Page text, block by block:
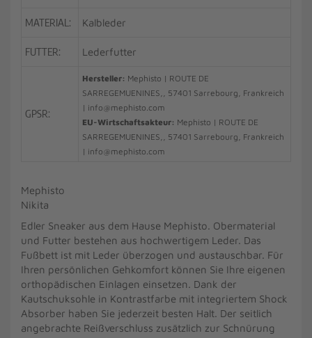
MATERIAL: Kalbleder
FUTTER: Lederfutter
GPSR:
Hersteller: Mephisto | ROUTE DE
SARREGEMUENINES,, 57401 Sarrebourg, Frankreich
| info@mephisto.com
EU-Wirtschaftsakteur: Mephisto | ROUTE DE
SARREGEMUENINES,, 57401 Sarrebourg, Frankreich
| info@mephisto.com
Mephisto
Nikita
Edler Sneaker aus dem Hause Mephisto. Obermaterial
und Futter bestehen aus hochwertigem Leder. Das
Fußbett ist mit Leder überzogen und austauschbar. Für
Ihren persönlichen Gehkomfort können Sie Ihre eigenen
orthopädischen Einlagen einsetzen. Dank der
Kautschuksohle in Kontrastfarbe mit integriertem Shock
Absorber haben Sie jederzeit besten Halt. Der seitlich
angebrachte Reißverschluss zusätzlich zur Schnürung